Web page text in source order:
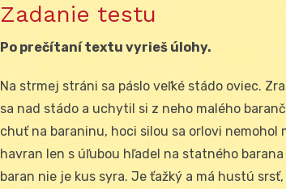
Zadanie testu
Po prečítaní textu vyrieš úlohy.
Na strmej stráni sa páslo veľké stádo oviec.
sa nad stádo a uchytil si z neho malého
chuť na baraninu, hoci silou sa orlovi nemohol
havran len s úľubou hľadel na statného
baran nie je kus syra. Je ťažký a má hustú